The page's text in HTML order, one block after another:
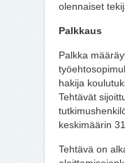
olennaiset
Palkkaus
Palkka
hakija
Tehtävät
keskimäärin
Tehtävä on